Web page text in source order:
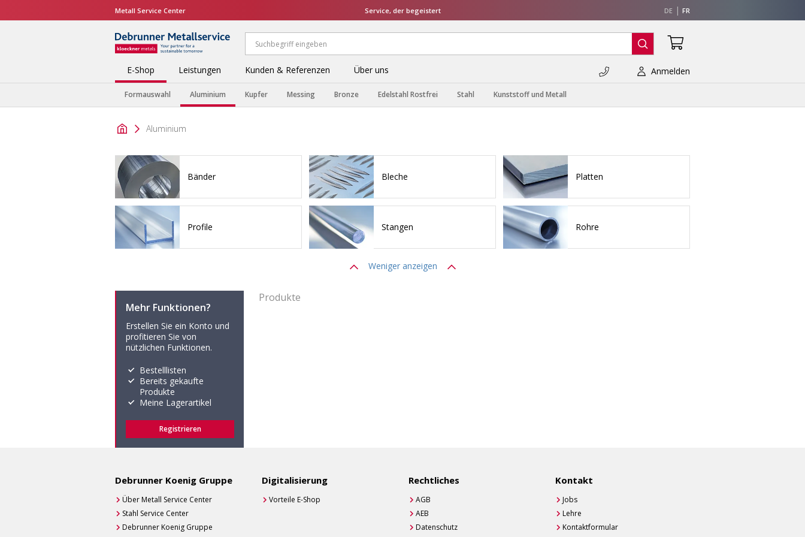
Metall Service Center Service, der begeistert DE FR
E-Shop Leistungen Kunden & Referenzen Über uns
Formauswahl Aluminium Kupfer Messing Bronze Edelstahl Rostfrei Stahl Kunststoff und Metall
Anmelden
Aluminium
Bänder Bleche Platten
Profile Stangen Rohre
Weniger anzeigen
Mehr Funktionen?
Erstellen Sie ein Konto und
profitieren Sie von
nützlichen Funktionen.
Bestelllisten
Bereits gekaufte
Produkte
Meine Lagerartikel
Registrieren
Produkte
Debrunner Koenig Gruppe
Über Metall Service Center
Stahl Service Center
Debrunner Koenig Gruppe
Digitalisierung
Vorteile E-Shop
Rechtliches
AGB
AEB
Datenschutz
Kontakt
Jobs
Lehre
Kontaktformular